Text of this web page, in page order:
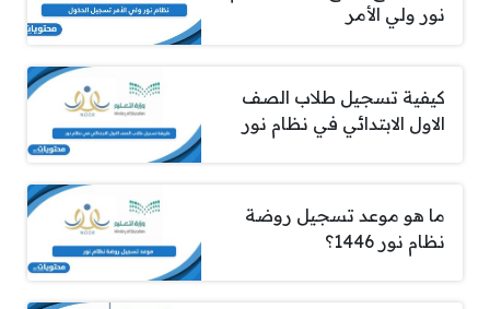
نور ولي الأمر
كيفية تسجيل طلاب الصف
الاول الابتدائي في نظام نور
ما هو موعد تسجيل روضة
نظام نور 1446؟